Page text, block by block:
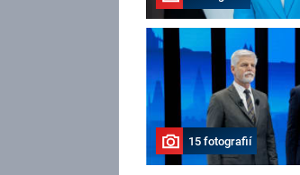
15 fotografií